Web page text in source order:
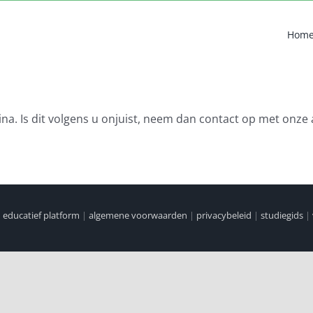
Is dit volgens u onjuist, neem dan contact op met
educatief platform | algemene voorwaarden | privacybeleid | studiegids|